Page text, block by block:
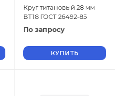
Круг титановый 28 мм
ВТ18 ГОСТ 26492-85
По запросу
КУПИТЬ